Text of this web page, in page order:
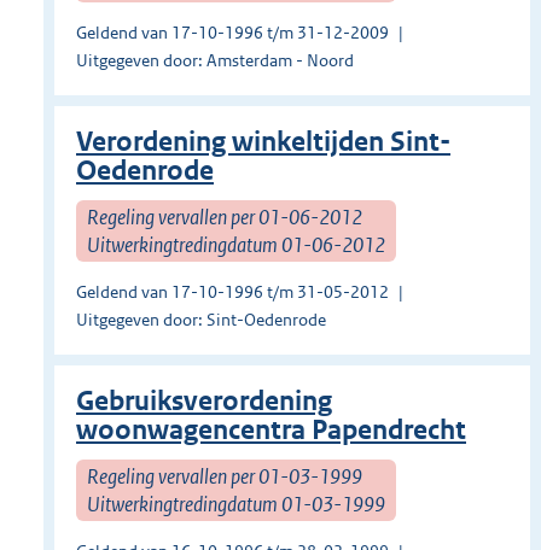
Geldend van 17-10-1996 t/m 31-12-2009
Uitgegeven door: Amsterdam - Noord
Verordening winkeltijden Sint-
Oedenrode
Regeling vervallen per 01-06-2012
Uitwerkingtredingdatum 01-06-2012
Geldend van 17-10-1996 t/m 31-05-2012
Uitgegeven door: Sint-Oedenrode
Gebruiksverordening
woonwagencentra Papendrecht
Regeling vervallen per 01-03-1999
Uitwerkingtredingdatum 01-03-1999